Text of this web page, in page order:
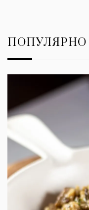
ПОПУЛЯРНО